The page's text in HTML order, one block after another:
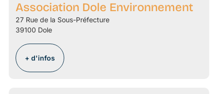
Association Dole Environnement
27 Rue de la Sous-Préfecture
39100 Dole
+ d'infos